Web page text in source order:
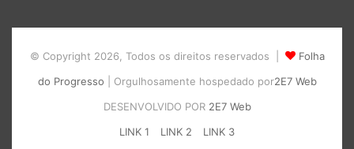
© Copyright 2026, Todos os direitos reservados |
Folha
do Progresso | Orgulhosamente hospedado por2E7 Web
DESENVOLVIDO POR 2E7 Web
LINK 1
LINK 2 LINK 3